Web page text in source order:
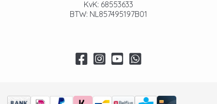
KvK: 68553633
BTW: NL857495197B01